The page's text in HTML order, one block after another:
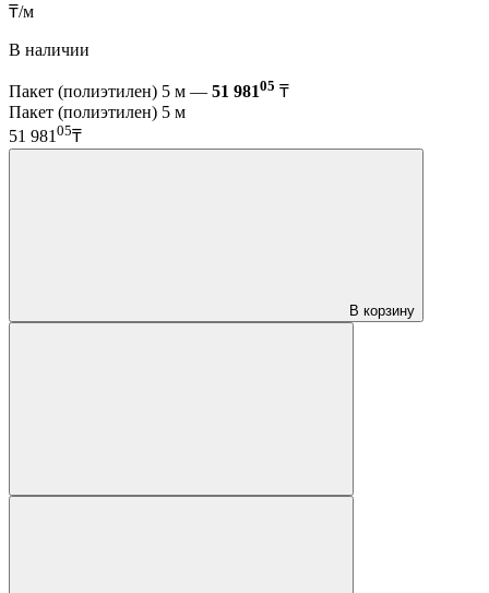
₸/м
В наличии
Пакет (полиэтилен) 5 м — 51 98105 ₸
Пакет (полиэтилен) 5 м
51 98105₸
В корзину